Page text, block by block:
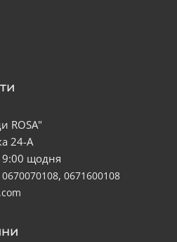
ROSA"
24-А
щодня
0670070108, 0671600108